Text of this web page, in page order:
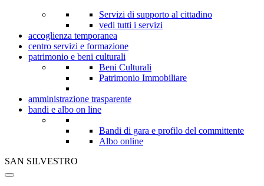
Servizi di supporto al cittadino
vedi tutti i servizi
accoglienza temporanea
centro servizi e formazione
patrimonio e beni culturali
Beni Culturali
Patrimonio Immobiliare
amministrazione trasparente
bandi e albo on line
Bandi di gara e profilo del committente
Albo online
SAN SILVESTRO